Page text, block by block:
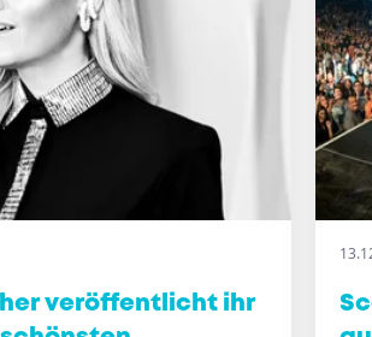
veröffentlicht ihr